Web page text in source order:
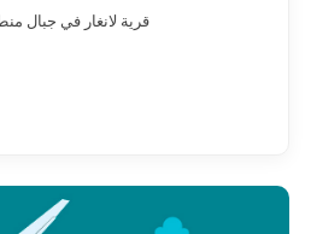
قرية لانغار في جبال